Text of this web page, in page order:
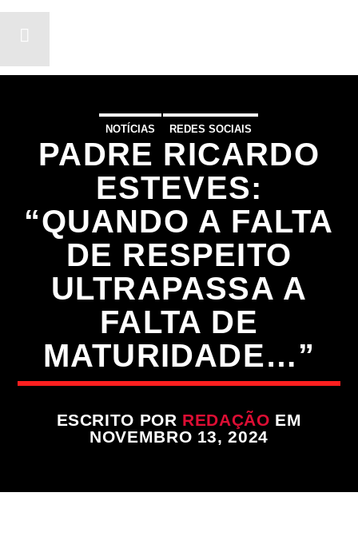
ON FM
LIGA-TE
FAIXA ATUAL
TÍTULO
NOTÍCIAS REDES SOCIAIS
PADRE RICARDO
ESTEVES:
“QUANDO A FALTA
DE RESPEITO
ULTRAPASSA A
FALTA DE
MATURIDADE…”
ESCRITO POR REDAÇÃO EM
NOVEMBRO 13, 2024